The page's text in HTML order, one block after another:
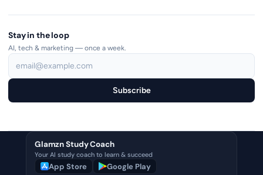
Stay in the loop
AI, tech & marketing — once a week.
Subscribe
Glamzn Study Coach
Your AI study coach to learn & succeed
App Store Google Play